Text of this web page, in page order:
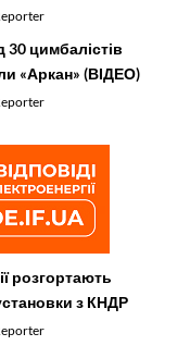
30 цимбалістів
«Аркан» (ВІДЕО)
розгортають
з КНДР